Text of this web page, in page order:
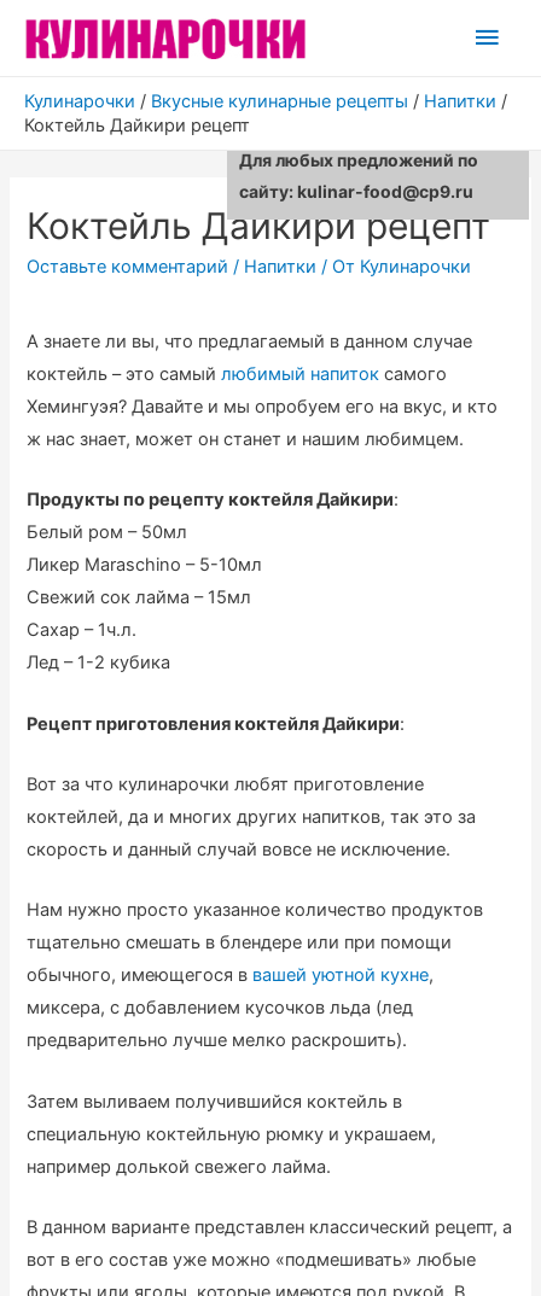
Кулинарочки / Вкусные кулинарные рецепты / Напитки /
Коктейль Дайкири рецепт
Коктейль Дайкири рецепт
Оставьте комментарий / Напитки / От Кулинарочки
А знаете ли вы, что предлагаемый в данном случае
коктейль – это самыйлюбимый напиток самого
Хемингуэя? Давайте и мы опробуем его на вкус, и кто
ж нас знает, может он станет и нашим любимцем.
Продукты по рецепту коктейля Дайкири:
Белый ром – 50мл
Ликер Maraschino – 5-10мл
Свежий сок лайма – 15мл
Сахар – 1ч.л.
Лед – 1-2 кубика
Рецепт приготовления коктейля Дайкири:
Вот за что кулинарочки любят приготовление
коктейлей, да и многих других напитков, так это за
скорость и данный случай вовсе не исключение.
Нам нужно просто указанное количество продуктов
тщательно смешать в блендере или при помощи
обычного, имеющегося в вашей уютной кухне,
миксера, с добавлением кусочков льда (лед
предварительно лучше мелко раскрошить).
Затем выливаем получившийся коктейль в
специальную коктейльную рюмку и украшаем,
например долькой свежего лайма.
В данном варианте представлен классический рецепт, а
вот в его состав уже можно «подмешивать» любые
Для любых предложений по
сайту: kulinar-food@cp9.ru